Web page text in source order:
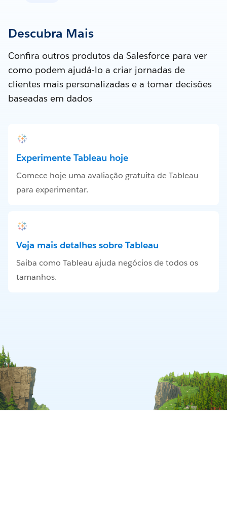
Descubra Mais
Confira outros produtos da Salesforce para ver
como podem ajudá-lo a criar jornadas de
clientes mais personalizadas e a tomar decisões
baseadas em dados
Experimente Tableau hoje
Comece hoje uma avaliação gratuita de Tableau
para experimentar.
Veja mais detalhes sobre Tableau
Saiba como Tableau ajuda negócios de todos os
tamanhos.